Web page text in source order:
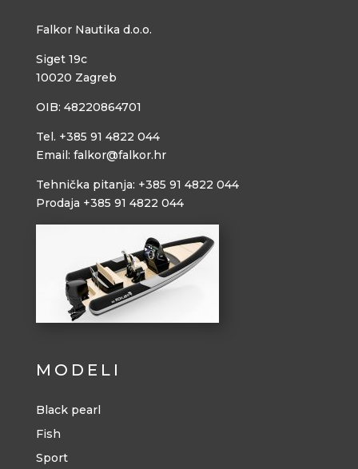
Falkor Nautika d.o.o.
Siget 19c
10020 Zagreb
OIB: 48220864701
Tel. +385 91 4822 044
Email: falkor@falkor.hr
Tehnička pitanja: +385 91 4822 044
Prodaja +385 91 4822 044
MODELI
Black pearl
Fish
Sport